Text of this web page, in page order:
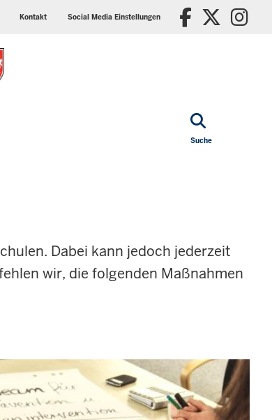
Kontakt
media
Social Media Einstellungen X/
Suche
Dabei kann jedoch jederzeit
wir, die folgenden Maßnahmen